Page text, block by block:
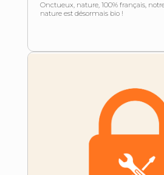
Onctueux, nature, 100% français,
nature est désormais bio !